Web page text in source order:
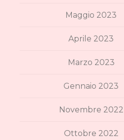
Maggio 2023
Aprile 2023
Marzo 2023
Gennaio 2023
Novembre 2022
Ottobre 2022